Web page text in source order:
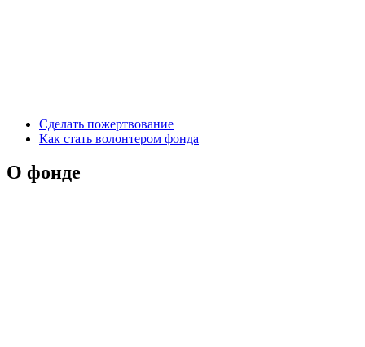
Сделать пожертвование
Как стать волонтером фонда
О фонде